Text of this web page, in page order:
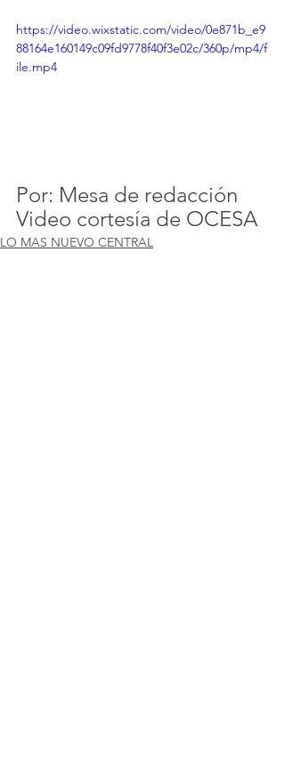
https://video.wixstatic.com/video/0e871b_e9
88164e160149c09fd9778f40f3e02c/360p/mp4/f
ile.mp4
Por: Mesa de redacción
Video cortesía de OCESA
LO MAS NUEVO CENTRAL